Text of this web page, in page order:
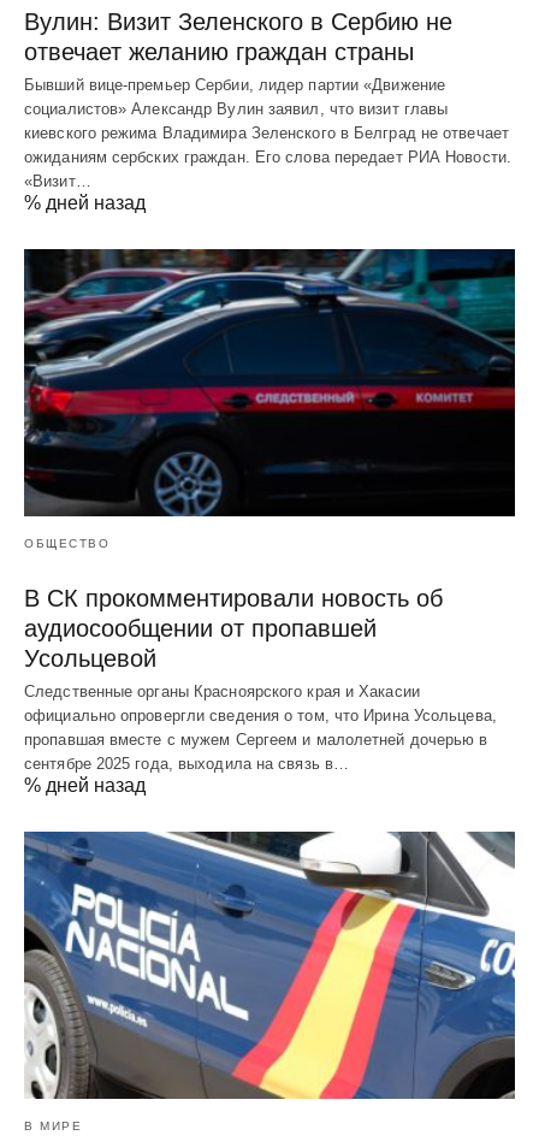
Вулин: Визит Зеленского в Сербию не
отвечает желанию граждан страны
Бывший вице-премьер Сербии, лидер партии «Движение
социалистов» Александр Вулин заявил, что визит главы
киевского режима Владимира Зеленского в Белград не отвечает
ожиданиям сербских граждан. Его слова передает РИА Новости.
«Визит…
% дней назад
ОБЩЕСТВО
В СК прокомментировали новость об
аудиосообщении от пропавшей
Усольцевой
Следственные органы Красноярского края и Хакасии
официально опровергли сведения о том, что Ирина Усольцева,
пропавшая вместе с мужем Сергеем и малолетней дочерью в
сентябре 2025 года, выходила на связь в…
% дней назад
В МИРЕ